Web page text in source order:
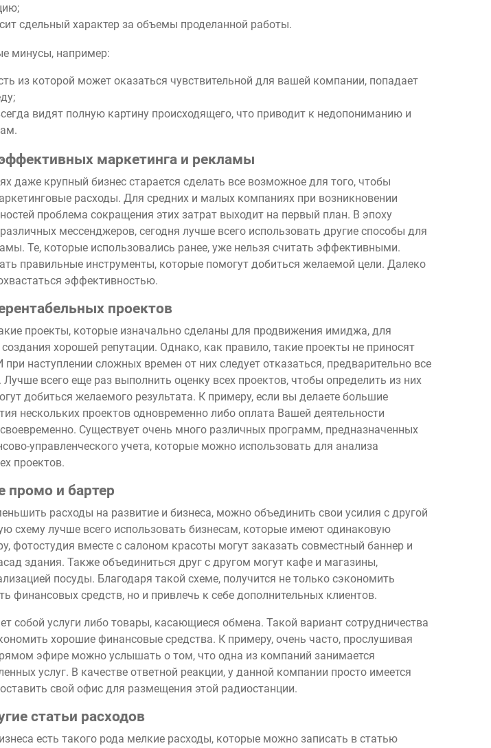
сдельный характер за объемы проделанной работы.
минусы, например:
из которой может оказаться чувствительной для вашей компании, попадает
видят полную картину происходящего, что приводит к недопониманию и
маркетинга и рекламы
даже крупный бизнес старается сделать все возможное для того, чтобы
расходы. Для средних и малых компаниях при возникновении
проблема сокращения этих затрат выходит на первый план. В эпоху
мессенджеров, сегодня лучше всего использовать другие способы для
Те, которые использовались ранее, уже нельзя считать эффективными.
правильные инструменты, которые помогут добиться желаемой цели. Далеко
эффективностью.
проектов
проекты, которые изначально сделаны для продвижения имиджа, для
хорошей репутации. Однако, как правило, такие проекты не приносят
при наступлении сложных времен от них следует отказаться, предварительно все
всего еще раз выполнить оценку всех проектов, чтобы определить из них
добиться желаемого результата. К примеру, если вы делаете большие
нескольких проектов одновременно либо оплата Вашей деятельности
Существует очень много различных программ, предназначенных
управленческого учета, которые можно использовать для анализа
проектов.
промо и бартер
расходы на развитие и бизнеса, можно объединить свои усилия с другой
схему лучше всего использовать бизнесам, которые имеют одинаковую
фотостудия вместе с салоном красоты могут заказать совместный баннер и
здания. Также объединиться друг с другом могут кафе и магазины,
посуды. Благодаря такой схеме, получится не только сэкономить
финансовых средств, но и привлечь к себе дополнительных клиентов.
собой услуги либо товары, касающиеся обмена. Такой вариант сотрудничества
хорошие финансовые средства. К примеру, очень часто, прослушивая
эфире можно услышать о том, что одна из компаний занимается
услуг. В качестве ответной реакции, у данной компании просто имеется
свой офис для размещения этой радиостанции.
статьи расходов
есть такого рода мелкие расходы, которые можно записать в статью